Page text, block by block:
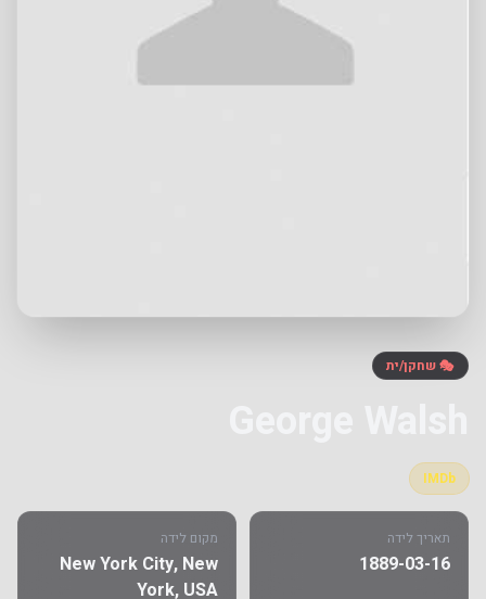
🎭 שחקן/ית
IMDb
תאריך לידה
1889-03-16
מקום לידה
New York City, New
York, USA